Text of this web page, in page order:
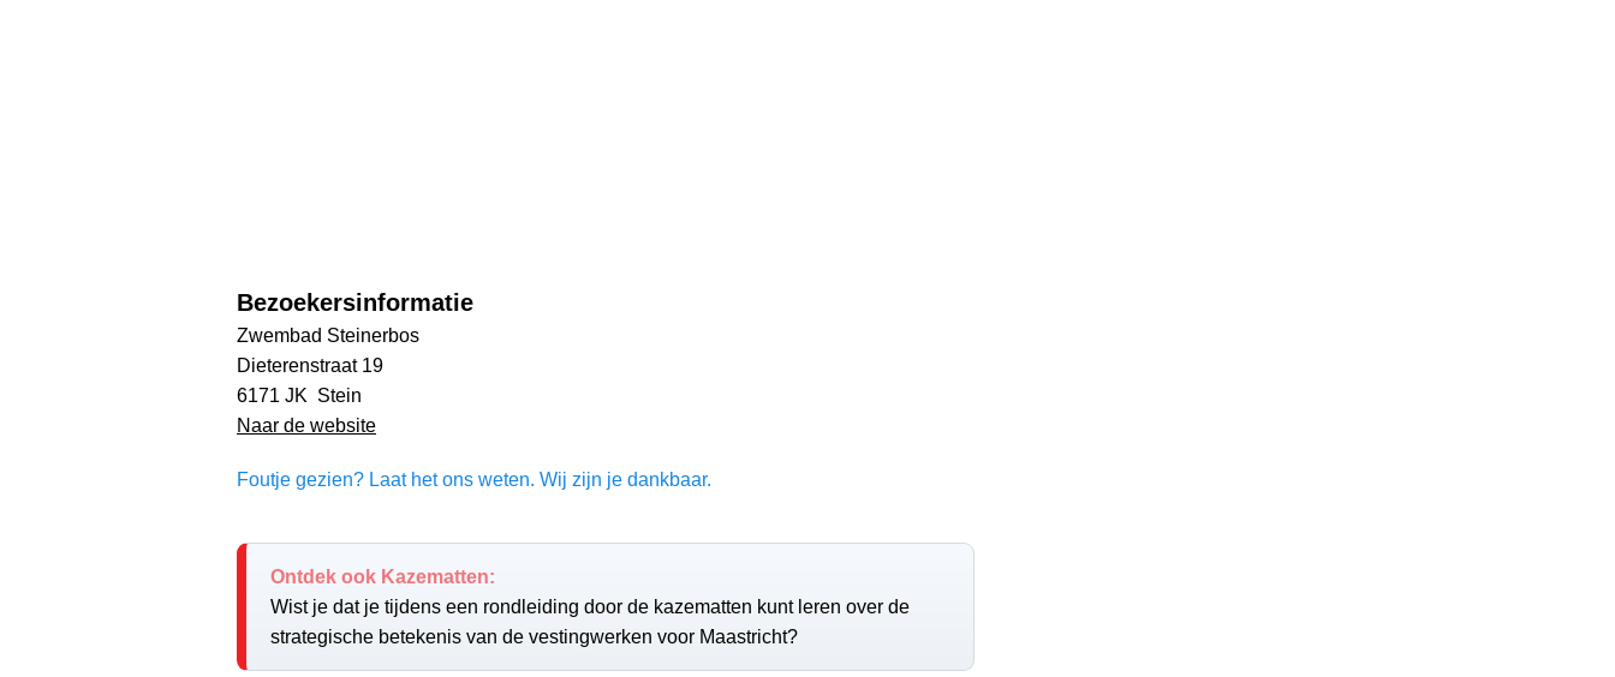
Bezoekersinformatie
Zwembad Steinerbos
Dieterenstraat 19
6171 JK Stein
Naar de website
Foutje gezien? Laat het ons weten. Wij zijn je dankbaar.
Ontdek ook Kazematten:
Wist je dat je tijdens een rondleiding door de kazematten kunt leren over de
strategische betekenis van de vestingwerken voor Maastricht?